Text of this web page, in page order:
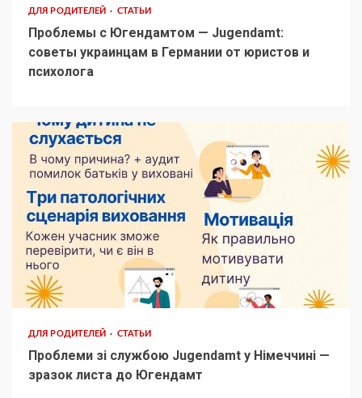
ДЛЯ РОДИТЕЛЕЙ СТАТЬИ
Проблемы с Югендамтом — Jugendamt:
советы украинцам в Германии от юристов и
психолога
ДЛЯ РОДИТЕЛЕЙ СТАТЬИ
Проблеми зі службою Jugendamt у Німеччині —
зразок листа до Югендамт